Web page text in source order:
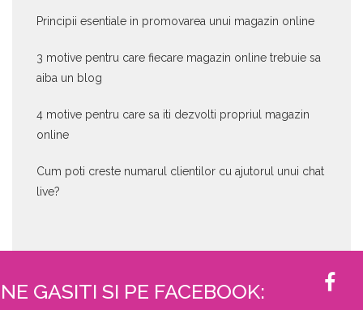
Principii esentiale in promovarea unui magazin online
3 motive pentru care fiecare magazin online trebuie sa
aiba un blog
4 motive pentru care sa iti dezvolti propriul magazin
online
Cum poti creste numarul clientilor cu ajutorul unui chat
live?
NE GASITI SI PE FACEBOOK: